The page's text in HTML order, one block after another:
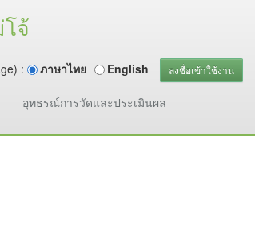
จ้
:
ภาษาไทย English ลงชื่อเข้าใช้งาน
อุทธรณ์การวัดและประเมินผล